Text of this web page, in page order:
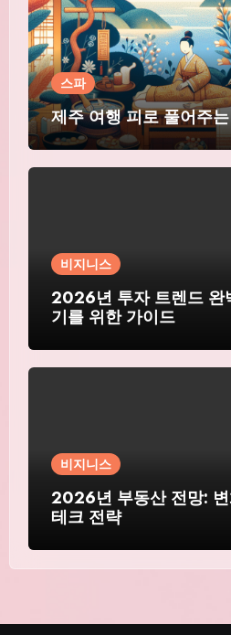
스파
제주 여행 피로 풀어주
비지니스
2026년 투자 트렌드 완
기를 위한 가이드
비지니스
2026년 부동산 전망:
테크 전략